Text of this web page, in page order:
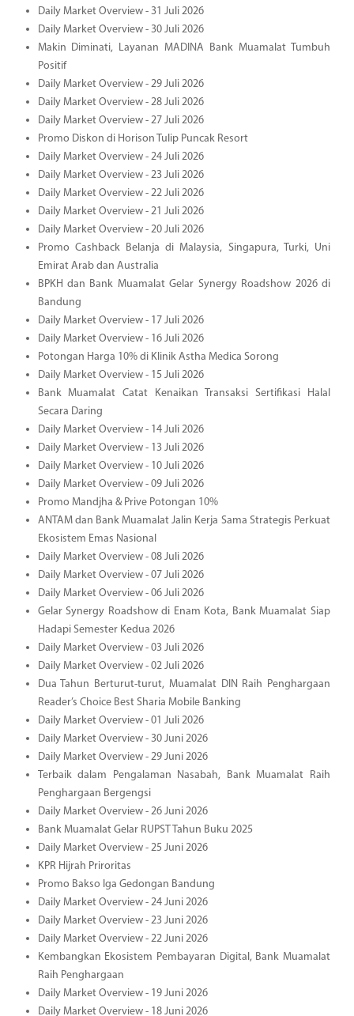
Daily Market Overview - 31 Juli 2026
Daily Market Overview - 30 Juli 2026
Makin Diminati, Layanan MADINA Bank Muamalat Tumbuh
Positif
Daily Market Overview - 29 Juli 2026
Daily Market Overview - 28 Juli 2026
Daily Market Overview - 27 Juli 2026
Promo Diskon di Horison Tulip Puncak Resort
Daily Market Overview - 24 Juli 2026
Daily Market Overview - 23 Juli 2026
Daily Market Overview - 22 Juli 2026
Daily Market Overview - 21 Juli 2026
Daily Market Overview - 20 Juli 2026
Promo Cashback Belanja di Malaysia, Singapura, Turki, Uni
Emirat Arab dan Australia
BPKH dan Bank Muamalat Gelar Synergy Roadshow 2026 di
Bandung
Daily Market Overview - 17 Juli 2026
Daily Market Overview - 16 Juli 2026
Potongan Harga 10% di Klinik Astha Medica Sorong
Daily Market Overview - 15 Juli 2026
Bank Muamalat Catat Kenaikan Transaksi Sertifikasi Halal
Secara Daring
Daily Market Overview - 14 Juli 2026
Daily Market Overview - 13 Juli 2026
Daily Market Overview - 10 Juli 2026
Daily Market Overview - 09 Juli 2026
Promo Mandjha & Prive Potongan 10%
ANTAM dan Bank Muamalat Jalin Kerja Sama Strategis Perkuat
Ekosistem Emas Nasional
Daily Market Overview - 08 Juli 2026
Daily Market Overview - 07 Juli 2026
Daily Market Overview - 06 Juli 2026
Gelar Synergy Roadshow di Enam Kota, Bank Muamalat Siap
Hadapi Semester Kedua 2026
Daily Market Overview - 03 Juli 2026
Daily Market Overview - 02 Juli 2026
Dua Tahun Berturut-turut, Muamalat DIN Raih Penghargaan
Reader’s Choice Best Sharia Mobile Banking
Daily Market Overview - 01 Juli 2026
Daily Market Overview - 30 Juni 2026
Daily Market Overview - 29 Juni 2026
Terbaik dalam Pengalaman Nasabah, Bank Muamalat Raih
Penghargaan Bergengsi
Daily Market Overview - 26 Juni 2026
Bank Muamalat Gelar RUPST Tahun Buku 2025
Daily Market Overview - 25 Juni 2026
KPR Hijrah Priroritas
Promo Bakso Iga Gedongan Bandung
Daily Market Overview - 24 Juni 2026
Daily Market Overview - 23 Juni 2026
Daily Market Overview - 22 Juni 2026
Kembangkan Ekosistem Pembayaran Digital, Bank Muamalat
Raih Penghargaan
Daily Market Overview - 19 Juni 2026
Daily Market Overview - 18 Juni 2026